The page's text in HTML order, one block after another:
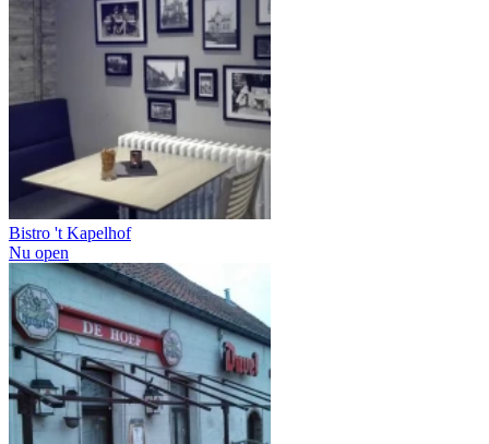
Bistro 't Kapelhof
Nu open